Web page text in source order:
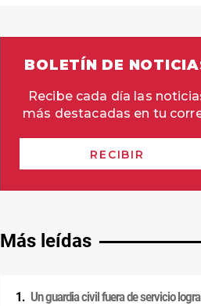
Más leídas
Un guardia civil fuera de servicio logra